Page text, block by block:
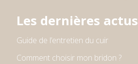
Les dernières actus
Guide de l’entretien du cuir
Comment choisir mon bridon ?